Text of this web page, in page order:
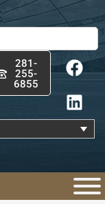
281-
255-
6855
F
a
c
e
b
o
k
L
i
n
k
e
d
n